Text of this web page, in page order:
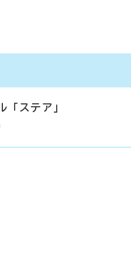
「ステア」